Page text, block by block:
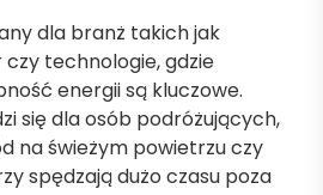
dla branż takich jak
technologie, gdzie
energii są kluczowe.
się dla osób podróżujących,
na świeżym powietrzu czy
spędzają dużo czasu poza